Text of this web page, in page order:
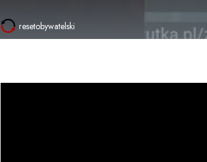
resetobywatelski